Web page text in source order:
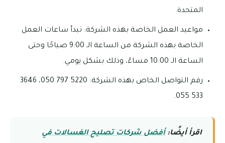
المتحدة.
مواعيد العمل الخاصة بهذه الشركة: تبدأ ساعات العمل
الخاصة بهذه الشركة من الساعة الـ 9:00 صباحًا وحتى
الساعة الـ 10:00 مساءً، وذلك بشكل يومي.
رقم التواصل الخاص بهذه الشركة: 5220 797 050، 3646
533 055.
اقرأ أيضًا:أفضل شركات تصليح الغسالات في